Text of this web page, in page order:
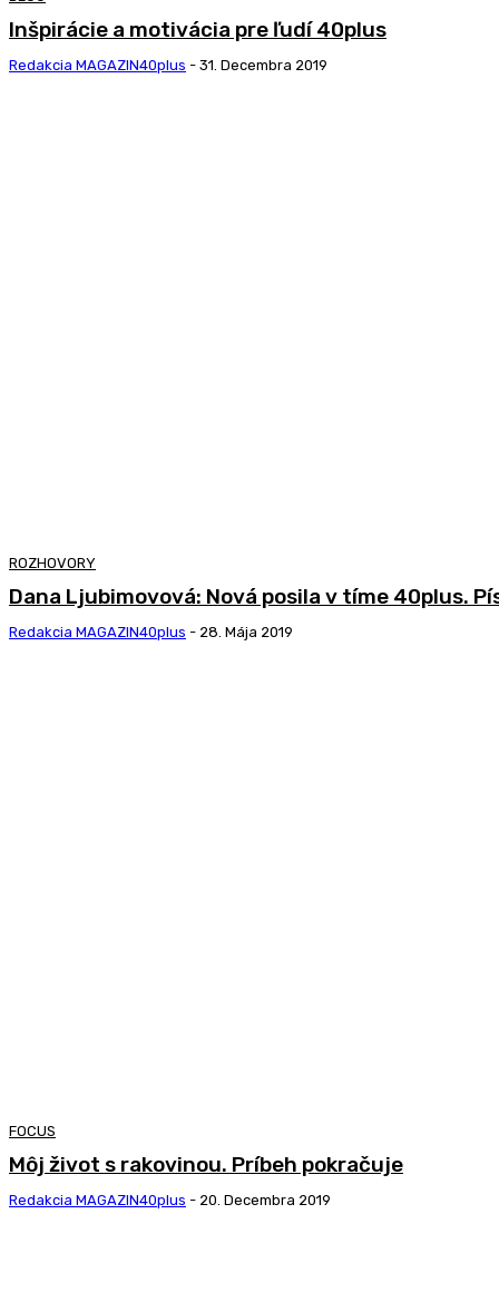
Inšpirácie a motivácia pre ľudí 40plus
Redakcia MAGAZIN40plus - 31. Decembra 2019
ROZHOVORY
Dana Ljubimovová: Nová posila v tíme 40plus.
Redakcia MAGAZIN40plus - 28. Mája 2019
FOCUS
Môj život s rakovinou. Príbeh pokračuje
Redakcia MAGAZIN40plus - 20. Decembra 2019